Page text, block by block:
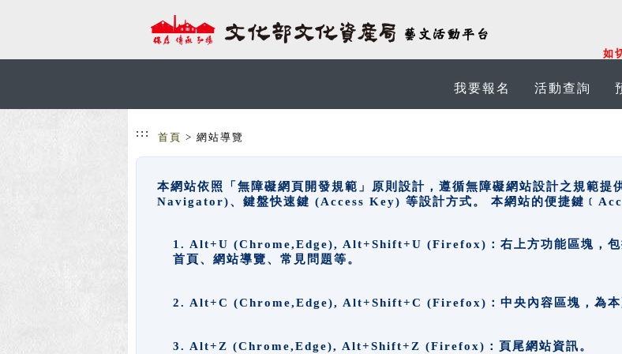
如
我要報名 活動查詢
::: 首頁 > 網站導覽
本網站依照「無障礙網頁開發規範」原則設計，遵循無障礙網站設計之規範
Navigator)、鍵盤快速鍵 (Access Key) 等設計方式。 本網站的便捷鍵
1. Alt+U (Chrome,Edge), Alt+Shift+U (Firefox)：右上方功能區塊，包
首頁、網站導覽、常見問題等。
2. Alt+C (Chrome,Edge), Alt+Shift+C (Firefox)：中央內容區塊，為本
3. Alt+Z (Chrome,Edge), Alt+Shift+Z (Firefox)：頁尾網站資訊。